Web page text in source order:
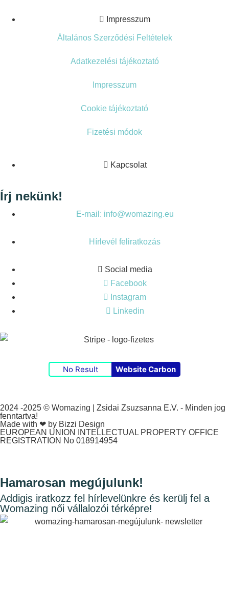
Impresszum
Általános Szerződési Feltételek
Adatkezelési tájékoztató
Impresszum
Cookie tájékoztató
Fizetési módok
Kapcsolat
Írj nekünk!
E-mail: info@womazing.eu
Hírlevél feliratkozás
Social media
Facebook
Instagram
Linkedin
No Result Website Carbon
2024 -2025 © Womazing | Zsidai Zsuzsanna E.V. - Minden jog
fenntartva!
Made with ❤ by Bizzi Design
EUROPEAN UNION INTELLECTUAL PROPERTY OFFICE
REGISTRATION No 018914954
Hamarosan megújulunk!
Addigis iratkozz fel hírlevelünkre és kerülj fel a
Womazing női vállalozói térképre!